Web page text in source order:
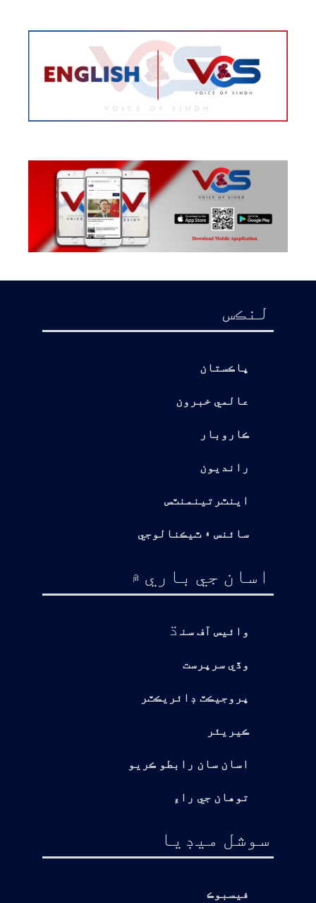
لنڪس
پاڪستان
عالمي خبرون
ڪاروبار
رانديون
اينٽرتينمنٽس
سائنس ۽ ٽيڪنالوجي
اسان جي باري ۾
وائيس آف سن ڌ
وڏي سرپرست
پروجيڪٽ ڊائريڪٽر
ڪيريئر
اسان سان رابطو ڪريو
توهان جي راءِ
سوشل ميڊيا
فيسبوڪ